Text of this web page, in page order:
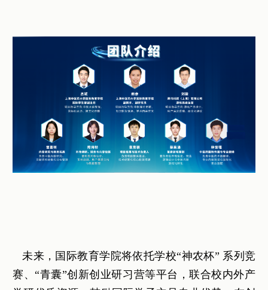
未来，国际教育学院将依托学校“神农杯” 系列竞
赛、“青囊”创新创业研习营等平台，联合校内外产